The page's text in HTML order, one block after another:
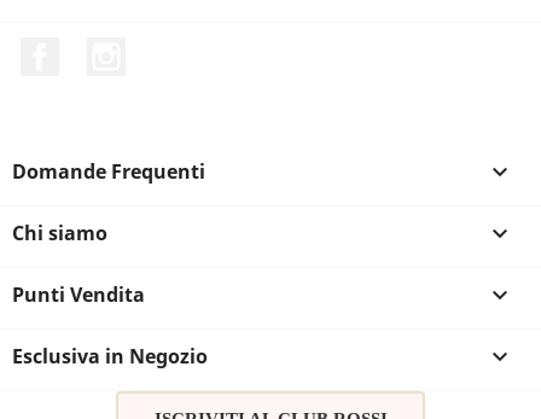
Domande Frequenti 
Chi siamo 
Punti Vendita 
Esclusiva in Negozio 